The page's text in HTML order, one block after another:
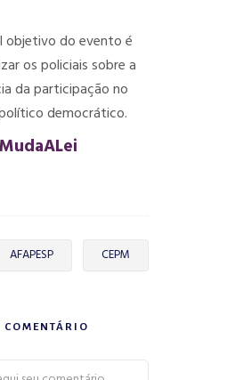
objetivo do evento é
os policiais sobre a
da participação no
democrático.
AFAPESP CEPM
COMENTÁRIO